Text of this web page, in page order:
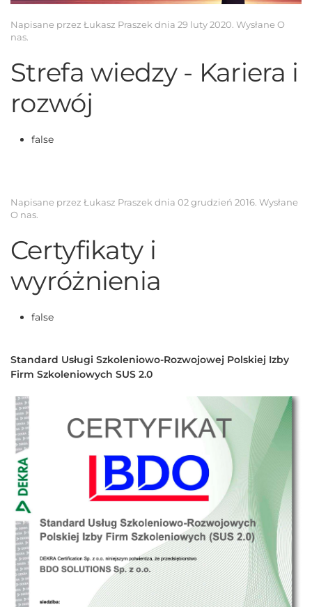
Napisane przez Łukasz Praszek dnia 29 luty 2020. Wysłane O
nas.
Strefa wiedzy - Kariera i
rozwój
false
Napisane przez Łukasz Praszek dnia 02 grudzień 2016. Wysłane
O nas.
Certyfikaty i
wyróżnienia
false
Standard Usługi Szkoleniowo-Rozwojowej Polskiej Izby
Firm Szkoleniowych SUS 2.0